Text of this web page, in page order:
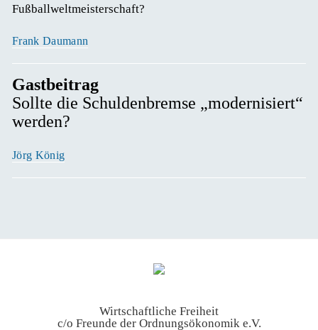
Fußballweltmeisterschaft?
Frank Daumann
Gastbeitrag
Sollte die Schuldenbremse „modernisiert“
werden?
Jörg König
Wirtschaftliche Freiheit
c/o Freunde der Ordnungsökonomik e.V.